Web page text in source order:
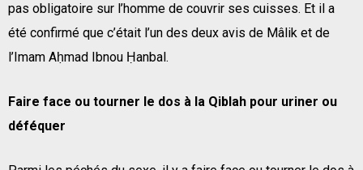
pas obligatoire sur l’homme de couvrir ses cuisses. Et il a
été confirmé que c’était l’un des deux avis de Mâlik et de
l’Imam Aḥmad Ibnou Ḥanbal.
Faire face ou tourner le dos à la Qiblah pour uriner ou
déféquer